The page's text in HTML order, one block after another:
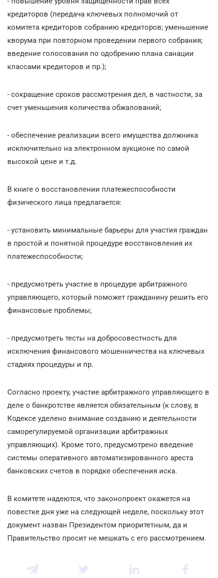
кредиторов (передача ключевых полномочий от
комитета кредиторов собранию кредиторов; уменьшение
кворума при повторном проведении первого собрания;
введение голосования по одобрению плана санации
классами кредиторов и пр.);
- сокращение сроков рассмотрения дел, в частности, за
счет уменьшения количества обжалований;
- обеспечение реализации всего имущества должника
исключительно на электронном аукционе по самой
высокой цене и т.д.
В книге о восстановлении платежеспособности
физического лица предлагается:
- установить минимальные барьеры для участия граждан
в простой и понятной процедуре восстановления их
платежеспособности;
- предусмотреть участие в процедуре арбитражного
управляющего, который поможет гражданину решить его
финансовые проблемы;
- предусмотреть тесты на добросовестность для
исключения финансового мошенничества на ключевых
стадиях процедуры и пр.
Согласно проекту, участие арбитражного управляющего в
деле о банкротстве является обязательным (к слову, в
Кодексе уделено внимание созданию и деятельности
саморегулируемой организации арбитражных
управляющих). Кроме того, предусмотрено введение
системы оперативного автоматизированного ареста
банковских счетов в порядке обеспечения иска.
В комитете надеются, что законопроект окажется на
повестке дня уже на следующей неделе, поскольку этот
документ назван Президентом приоритетным, да и
Правительство просит не мешкать с его рассмотрением.